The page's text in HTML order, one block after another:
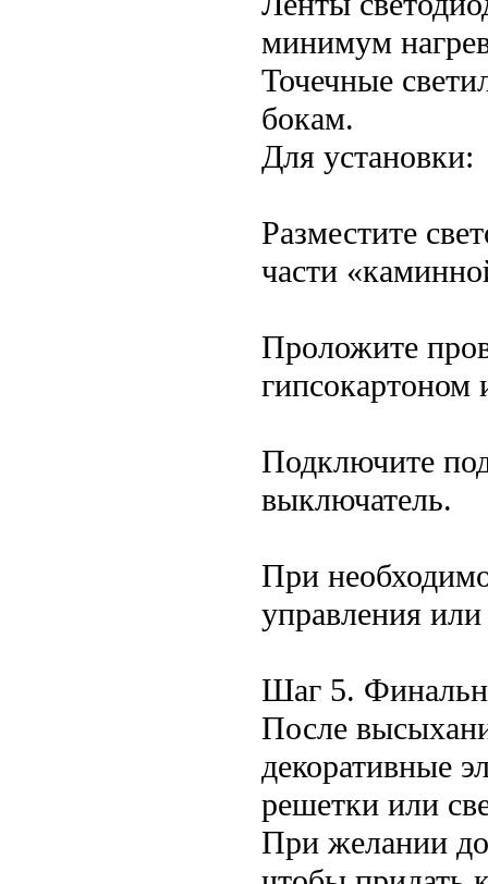
минимум
Точечные
бокам.
Для установки:
Разместите
части
Проложите
гипсокартоном
Подключите
выключатель.
При
управления
Шаг 5.
После
декоративные
решетки или
При желании